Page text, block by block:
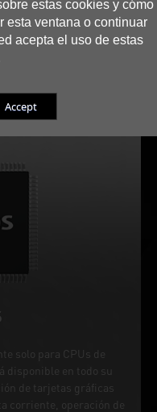
estas cookies y cómo
esta ventana o continuar
acepta el uso de estas
solo para CPUs de
en todo su
de tarjetas gráficas
corriente, operación de